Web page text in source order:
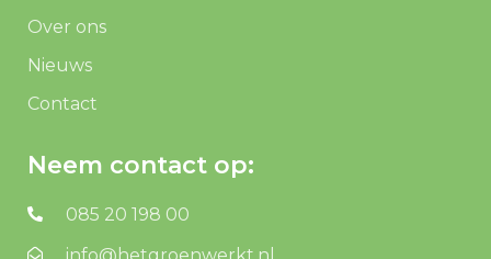
Over ons
Nieuws
Contact
Neem contact op:
085 20 198 00
info@hetgroenwerkt.nl